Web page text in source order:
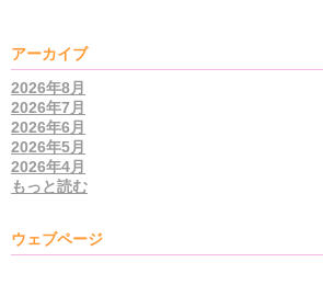
アーカイブ
2026年8月
2026年7月
2026年6月
2026年5月
2026年4月
もっと読む
ウェブページ